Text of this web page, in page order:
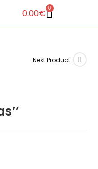
0.00€ 0
Next Product